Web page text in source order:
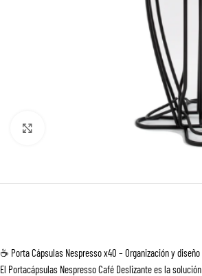
☕ Porta Cápsulas Nespresso x40 – Organización y
El Portacápsulas Nespresso Café Deslizante es la